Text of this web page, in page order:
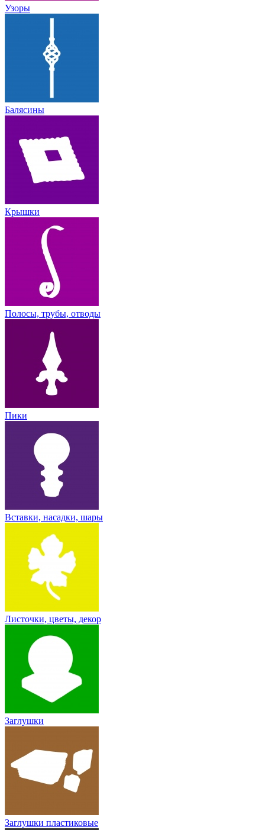
Узоры
Балясины
Крышки
Полосы, трубы, отводы
Пики
Вставки, насадки, шары
Листочки, цветы, декор
Заглушки
Заглушки пластиковые